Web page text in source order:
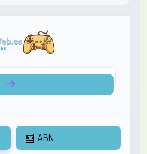
🧮 ABN